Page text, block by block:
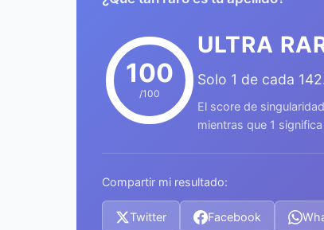
100
/100
ULTRA
Solo 1 de cada
El score de
mientras que 1
Compartir mi resultado:
Twitter Facebook